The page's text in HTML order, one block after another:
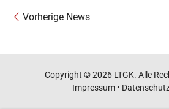
Vorherige News
Copyright © 2026 LTGK. Alle
Impressum•